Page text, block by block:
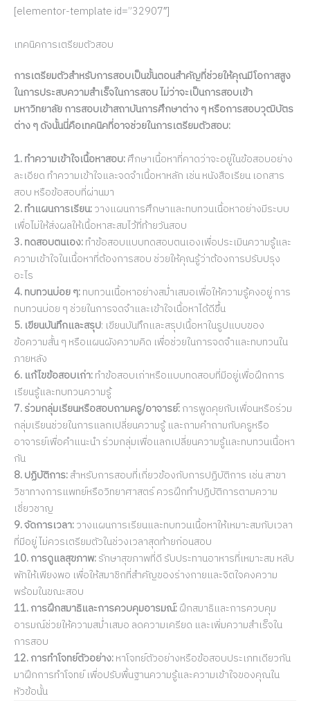
[elementor-template id=”32907″]
เทคนิคการเตรียมตัวสอบ
การเตรียมตัวสำหรับการสอบเป็นขั้นตอนสำคัญที่ช่วยให้คุณมีโอกาสสูง
ในการประสบความสำเร็จในการสอบ ไม่ว่าจะเป็นการสอบเข้า
มหาวิทยาลัย การสอบเข้าสถาบันการศึกษาต่าง ๆ หรือการสอบวุฒิบัตร
ต่าง ๆ ดังนั้นนี่คือเทคนิคที่อาจช่วยในการเตรียมตัวสอบ:
1. ทำความเข้าใจเนื้อหาสอบ:ศึกษาเนื้อหาที่คาดว่าจะอยู่ในข้อสอบอย่าง
ละเอียด ทำความเข้าใจและจดจำเนื้อหาหลัก เช่น หนังสือเรียน เอกสาร
สอบ หรือข้อสอบที่ผ่านมา
2. ทำแผนการเรียน:วางแผนการศึกษาและทบทวนเนื้อหาอย่างมีระบบ
เพื่อไม่ให้ส่งผลให้เนื้อหาสะสมไว้ที่ท้ายวันสอบ
3. ทดสอบตนเอง:ทำข้อสอบแบบทดสอบตนเองเพื่อประเมินความรู้และ
ความเข้าใจในเนื้อหาที่ต้องการสอบ ช่วยให้คุณรู้ว่าต้องการปรับปรุง
อะไร
4. ทบทวนบ่อย ๆ:ทบทวนเนื้อหาอย่างสม่ำเสมอเพื่อให้ความรู้คงอยู่ การ
ทบทวนบ่อย ๆ ช่วยในการจดจำและเข้าใจเนื้อหาได้ดีขึ้น
5. เขียนบันทึกและสรุป: เขียนบันทึกและสรุปเนื้อหาในรูปแบบของ
ข้อความสั้น ๆ หรือแผนผังความคิด เพื่อช่วยในการจดจำและทบทวนใน
ภายหลัง
6. แก้ไขข้อสอบเก่า:ทำข้อสอบเก่าหรือแบบทดสอบที่มีอยู่เพื่อฝึกการ
เรียนรู้และทบทวนความรู้
7. ร่วมกลุ่มเรียนหรือสอบถามครู/อาจารย์:การพูดคุยกับเพื่อนหรือร่วม
กลุ่มเรียนช่วยในการแลกเปลี่ยนความรู้ และถามคำถามกับครูหรือ
อาจารย์เพื่อคำแนะนำ ร่วมกลุ่มเพื่อแลกเปลี่ยนความรู้และทบทวนเนื้อหา
กัน
8. ปฏิบัติการ:สำหรับการสอบที่เกี่ยวข้องกับการปฏิบัติการ เช่น สาขา
วิชาทางการแพทย์หรือวิทยาศาสตร์ ควรฝึกทำปฏิบัติการตามความ
เชี่ยวชาญ
9. จัดการเวลา:วางแผนการเรียนและทบทวนเนื้อหาให้เหมาะสมกับเวลา
ที่มีอยู่ ไม่ควรเตรียมตัวในช่วงเวลาสุดท้ายก่อนสอบ
10. การดูแลสุขภาพ:รักษาสุขภาพที่ดี รับประทานอาหารที่เหมาะสม หลับ
พักให้เพียงพอ เพื่อให้สมาชิกที่สำคัญของร่างกายและจิตใจคงความ
พร้อมในขณะสอบ
11. การฝึกสมาธิและการควบคุมอารมณ์:ฝึกสมาธิและการควบคุม
อารมณ์ช่วยให้ความสม่ำเสมอ ลดความเครียด และเพิ่มความสำเร็จใน
การสอบ
12. การทำโจทย์ตัวอย่าง:หาโจทย์ตัวอย่างหรือข้อสอบประเภทเดียวกัน
มาฝึกการทำโจทย์ เพื่อปรับพื้นฐานความรู้และความเข้าใจของคุณใน
หัวข้อนั้น